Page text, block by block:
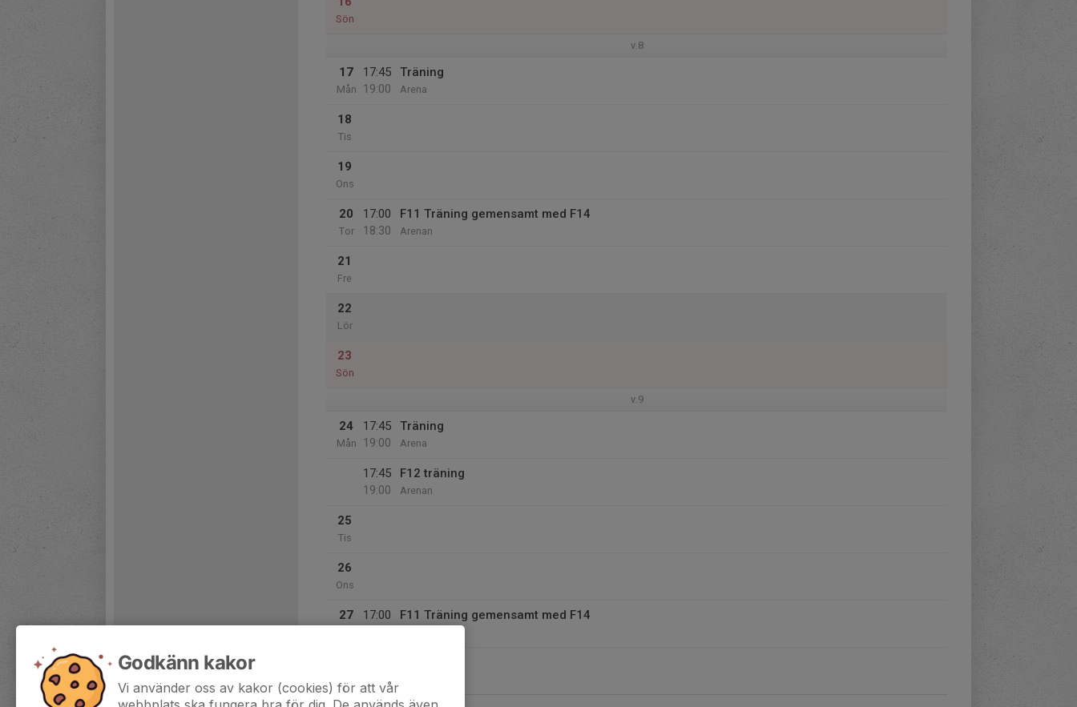
Sön
v.8
17
Mån
17:45
19:00
Träning
Arena
18
Tis
19
Ons
20
Tor
17:00
18:30
F11 Träning gemensamt med F14
Arenan
21
Fre
22
Lör
23
Sön
v.9
24
Mån
17:45
19:00
Träning
Arena
17:45
19:00
F12 träning
Arenan
25
Tis
26
Ons
27
17:00
F11 Träning gemensamt med F14
Godkänn kakor
Vi använder oss av kakor (cookies) för att vår